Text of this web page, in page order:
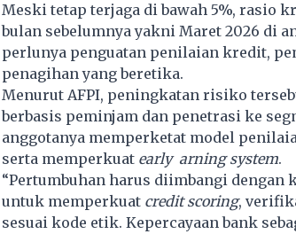
Meski tetap terjaga di bawah 5%, rasio
bulan sebelumnya yakni Maret 2026 di
perlunya penguatan penilaian kredit,
penagihan yang beretika.
Menurut AFPI, peningkatan risiko
berbasis peminjam dan penetrasi ke
anggotanya memperketat model
serta memperkuat early arning system.
“Pertumbuhan harus diimbangi dengan
untuk memperkuat credit scoring,
sesuai kode etik. Kepercayaan bank